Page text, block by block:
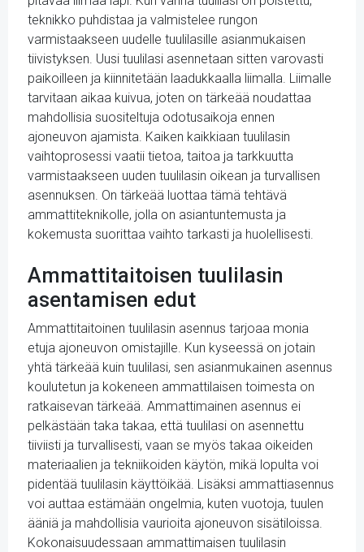
teknikko puhdistaa ja valmistelee rungon
varmistaakseen uudelle tuulilasille asianmukaisen
tiivistyksen. Uusi tuulilasi asennetaan sitten varovasti
paikoilleen ja kiinnitetään laadukkaalla liimalla. Liimalle
tarvitaan aikaa kuivua, joten on tärkeää noudattaa
mahdollisia suositeltuja odotusaikoja ennen
ajoneuvon ajamista. Kaiken kaikkiaan tuulilasin
vaihtoprosessi vaatii tietoa, taitoa ja tarkkuutta
varmistaakseen uuden tuulilasin oikean ja turvallisen
asennuksen. On tärkeää luottaa tämä tehtävä
ammattiteknikolle, jolla on asiantuntemusta ja
kokemusta suorittaa vaihto tarkasti ja huolellisesti.
Ammattitaitoisen tuulilasin
asentamisen edut
Ammattitaitoinen tuulilasin asennus tarjoaa monia
etuja ajoneuvon omistajille. Kun kyseessä on jotain
yhtä tärkeää kuin tuulilasi, sen asianmukainen asennus
koulutetun ja kokeneen ammattilaisen toimesta on
ratkaisevan tärkeää. Ammattimainen asennus ei
pelkästään taka takaa, että tuulilasi on asennettu
tiiviisti ja turvallisesti, vaan se myös takaa oikeiden
materiaalien ja tekniikoiden käytön, mikä lopulta voi
pidentää tuulilasin käyttöikää. Lisäksi ammattiasennus
voi auttaa estämään ongelmia, kuten vuotoja, tuulen
ääniä ja mahdollisia vaurioita ajoneuvon sisätiloissa.
Kokonaisuudessaan ammattimaisen tuulilasin